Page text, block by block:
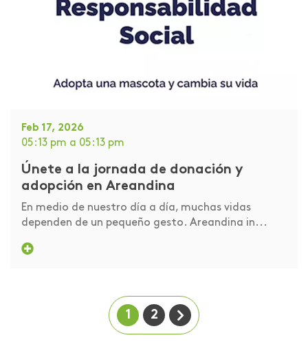
Feb 17, 2026
05:13 pm a 05:13 pm
Únete a la jornada de donación y
adopción en Areandina
En medio de nuestro día a día, muchas vidas
dependen de un pequeño gesto. Areandina in...
1 2